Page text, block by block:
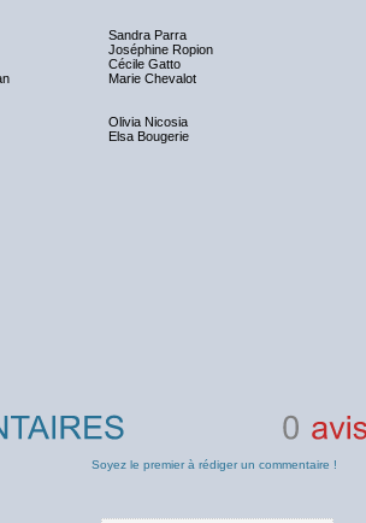
Sandra Parra
Joséphine Ropion
Cécile Gatto
Marie Chevalot
Olivia Nicosia
Elsa Bougerie
Soyez le premier à rédiger un commentaire !